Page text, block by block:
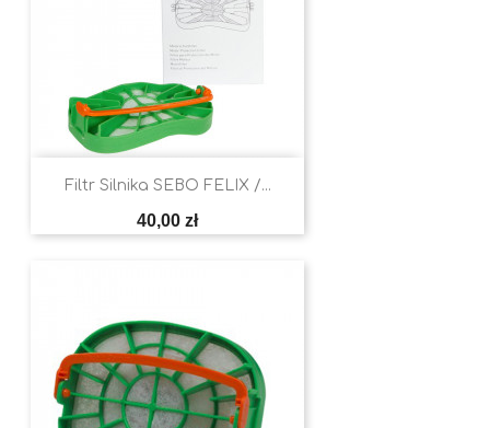
Filtr Silnika SEBO FELIX /...
Cena
40,00 zł